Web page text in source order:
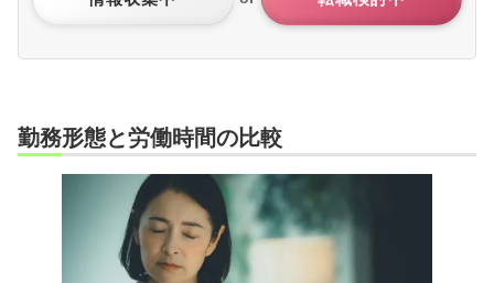
勤務形態と労働時間の比較